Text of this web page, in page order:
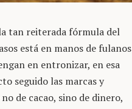
tan reiterada fórmula del
está en manos de fulanos
en entronizar, en esa
seguido las marcas y
de cacao, sino de dinero,